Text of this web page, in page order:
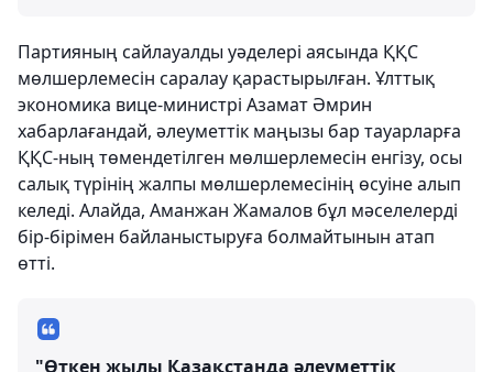
Партияның сайлауалды уәделері аясында ҚҚС
мөлшерлемесін саралау қарастырылған. Ұлттық
экономика вице-министрі Азамат Әмрин
хабарлағандай, әлеуметтік маңызы бар тауарларға
ҚҚС-ның төмендетілген мөлшерлемесін енгізу, осы
салық түрінің жалпы мөлшерлемесінің өсуіне алып
келеді. Алайда, Аманжан Жамалов бұл мәселелерді
бір-бірімен байланыстыруға болмайтынын атап
өтті.
"Өткен жылы Қазақстанда әлеуметтік